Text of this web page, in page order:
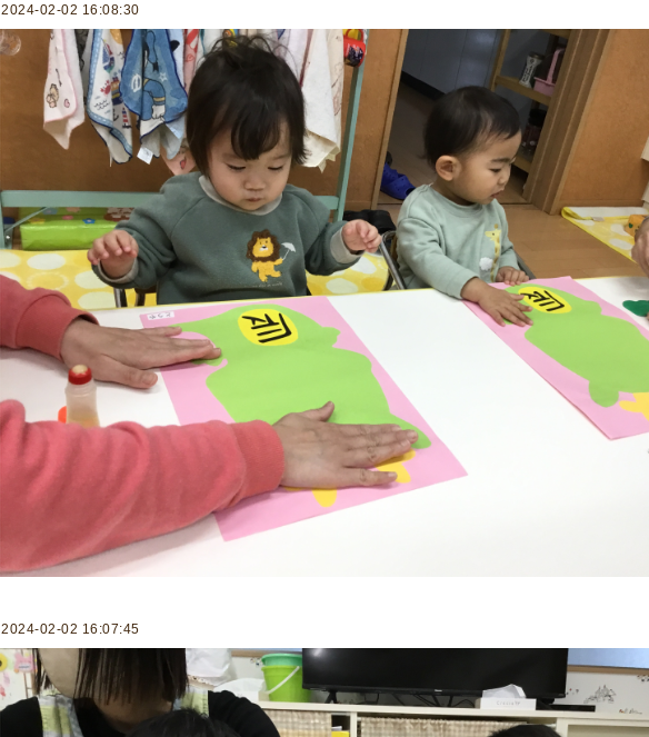
2024-02-02 16:08:30
2024-02-02 16:07:45